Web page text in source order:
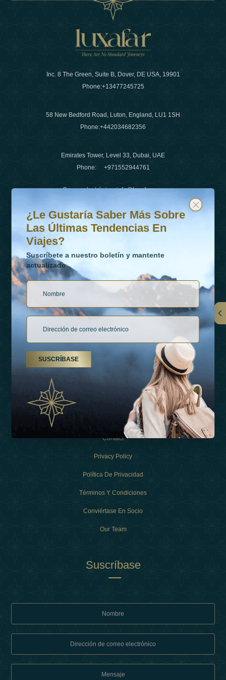
Inc. 8 The Green, Suite B, Dover, DE USA, 19901
Phone:+13477245725
58 New Bedford Road, Luton, England, LU1 1SH
Phone:+442034682356
Emirates Tower, Level 33, Dubai, UAE
Phone: +971552944761
Correo electrónico:info@luxafar.com
Número de WhatsApp
+442034682356
+971552944761
Vínculos
Tipos De Vacaciones
Contact
Privacy Policy
Política De Privacidad
Términos Y Condiciones
Conviértase En Socio
Our Team
Suscríbase
¿Le gustaría saber más sobre las últimas tendencias en
Suscríbete a nuestro boletín y mantente actualizado
¿Le Gustaría Saber Más Sobre
Las Últimas Tendencias En
Viajes?
Suscríbete a nuestro boletín y mantente
actualizado
SUSCRÍBASE